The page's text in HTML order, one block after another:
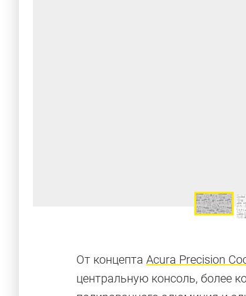
От концепта Acura Precision
центральную консоль, более